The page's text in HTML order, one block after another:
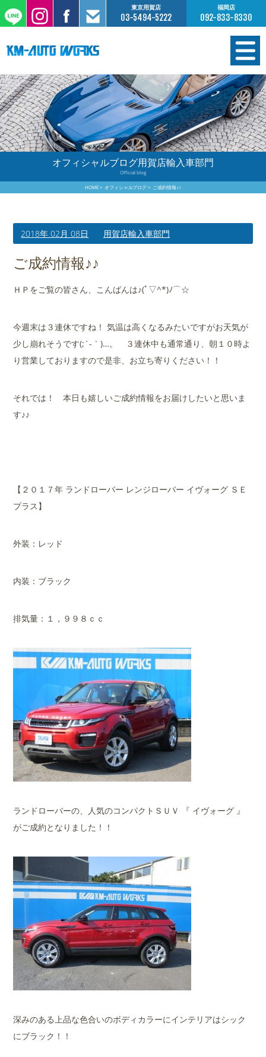
東京用賀店
03-5494-5222
福岡店
092-833-8330
在庫情報
オーダー販売
工場サービス
保証について
買取査定のご案内
会社概要
オフィシャルブログ用賀店輸入車部門
Official blog
HOME オフィシャルブログ ご成約情報♪♪
2018年 02月 08日 用賀店輸入車部門
ご成約情報♪♪
ＨＰをご覧の皆さん、こんばんは♪(ﾟ▽^*)ﾉ⌒☆
今週末は３連休ですね！ 気温は高くなるみたいですがお天気が
少し崩れそうです(;´-｀)…。 ３連休中も通常通り、朝１０時よ
り営業しておりますので是非、お立ち寄りください！！
それでは！ 本日も嬉しいご成約情報をお届けしたいと思いま
す♪♪
【２０１７年 ランドローバー レンジローバー イヴォーグ ＳＥ
プラス】
外装：レッド
内装：ブラック
排気量：１，９９８ｃｃ
ランドローバーの、人気のコンパクトＳＵＶ 『 イヴォーグ 』
がご成約となりました！！
深みのある上品な色合いのボディカラーにインテリアはシック
にブラック！！